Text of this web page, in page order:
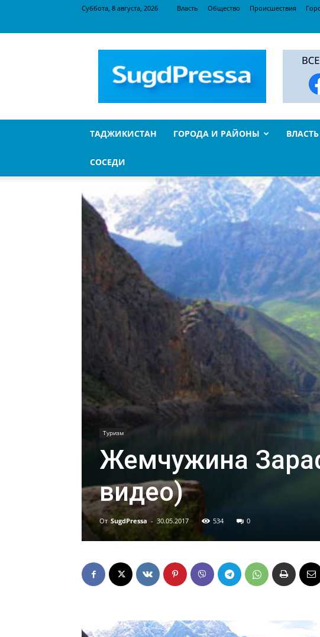
Суббота, 8 августа, 2026 Власть Общество Происшествия
ТАДЖИКИСТАН ГОРОДА И РАЙОНЫ ВЛАСТЬ
СОСЕДИ
Туризм
Жемчужина
видео)
От SugdPressa - 30.05.2017 534 0